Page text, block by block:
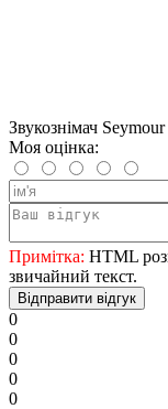
Звукознімач
Моя оцінка:
Примітка: HTML
звичайний текст.
Відправити відгук
0
0
0
0
0